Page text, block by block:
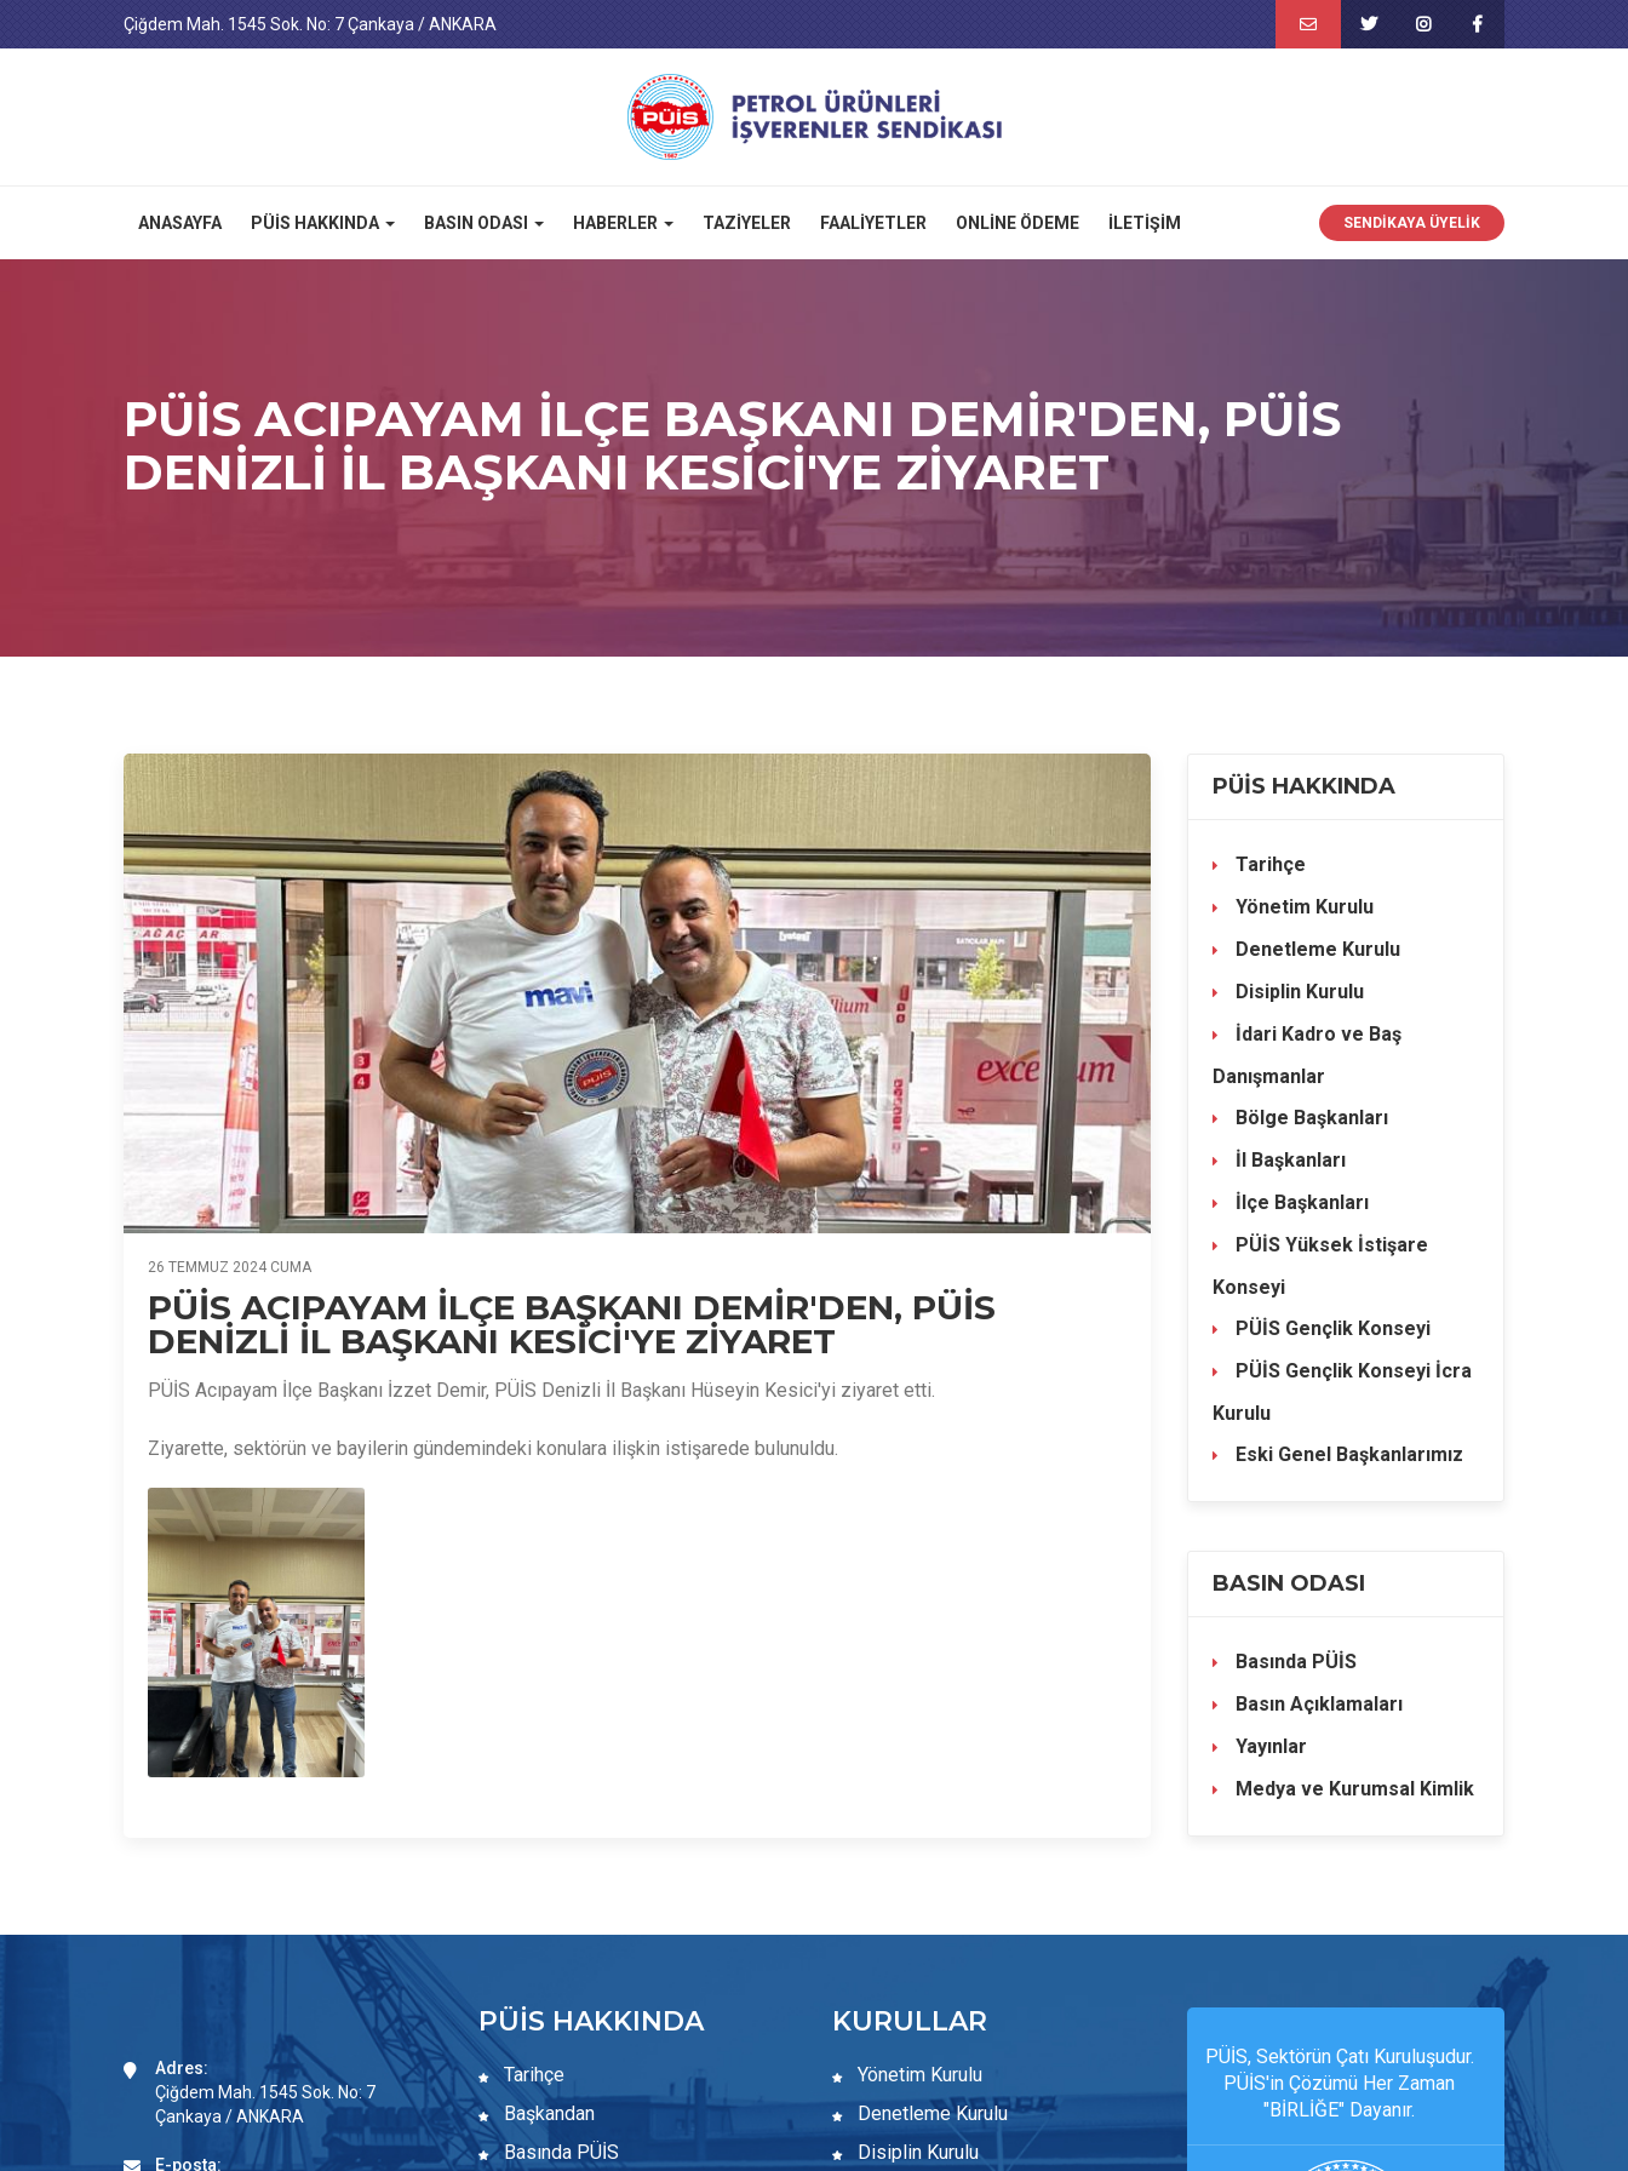
Çiğdem Mah. 1545 Sok. No: 7 Çankaya / ANKARA
ANASAYFA PÜİS HAKKINDA BASIN ODASI HABERLER TAZIYELER FAALIYETLER ONLINE ÖDEME İLETIŞIM SENDIKAYA ÜYELIK
PÜİS ACIPAYAM İLÇE BAŞKANI DEMİR'DEN, PÜİS
DENİZLİ İL BAŞKANI KESİCİ'YE ZİYARET
26 TEMMUZ 2024 CUMA
PÜİS ACIPAYAM İLÇE BAŞKANI DEMİR'DEN, PÜİS
DENİZLİ İL BAŞKANI KESİCİ'YE ZİYARET
PÜİS Acıpayam İlçe Başkanı İzzet Demir, PÜİS Denizli İl Başkanı Hüseyin Kesici'yi ziyaret etti.
Ziyarette, sektörün ve bayilerin gündemindeki konulara ilişkin istişarede bulunuldu.
PÜİS HAKKINDA
Tarihçe
Yönetim Kurulu
Denetleme Kurulu
Disiplin Kurulu
İdari Kadro ve Baş
Danışmanlar
Bölge Başkanları
İl Başkanları
İlçe Başkanları
PÜİS Yüksek İstişare
Konseyi
PÜİS Gençlik Konseyi
PÜİS Gençlik Konseyi İcra
Kurulu
Eski Genel Başkanlarımız
BASIN ODASI
Basında PÜİS
Basın Açıklamaları
Yayınlar
Medya ve Kurumsal Kimlik
Adres:
Çiğdem Mah. 1545 Sok. No: 7
Çankaya / ANKARA
E-posta:
PÜİS HAKKINDA
Tarihçe
Başkandan
Basında PÜİS
KURULLAR
Yönetim Kurulu
Denetleme Kurulu
Disiplin Kurulu
PÜİS, Sektörün Çatı Kuruluşudur.
PÜİS'in Çözümü Her Zaman
"BİRLİĞE" Dayanır.